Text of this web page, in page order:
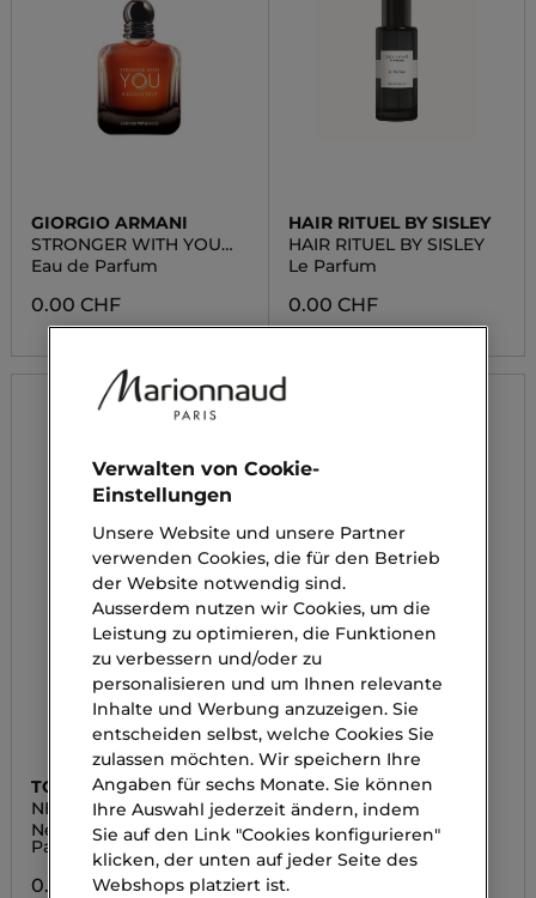
GIORGIO ARMANI
STRONGER WITH YOU
ABSOLUTELY
Eau de Parfum
0.00 CHF
HAIR RITUEL BY SISLEY
HAIR RITUEL BY SISLEY
Le Parfum
0.00 CHF
TOM FORD
NEROLI PORTOFINO
Neroli Portofino Eau de
Parfum
0.00 CHF
YVES SAINT LAURENT
Y
Le Parfum
0.00 CHF
Verwalten von Cookie-
Einstellungen
Unsere Website und unsere Partner
verwenden Cookies, die für den Betrieb
der Website notwendig sind.
Ausserdem nutzen wir Cookies, um die
Leistung zu optimieren, die Funktionen
zu verbessern und/oder zu
personalisieren und um Ihnen relevante
Inhalte und Werbung anzuzeigen. Sie
entscheiden selbst, welche Cookies Sie
zulassen möchten. Wir speichern Ihre
Angaben für sechs Monate. Sie können
Ihre Auswahl jederzeit ändern, indem
Sie auf den Link "Cookies konfigurieren"
klicken, der unten auf jeder Seite des
Webshops platziert ist.